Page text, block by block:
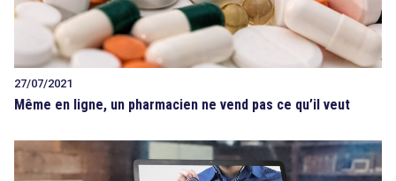
27/07/2021
Même en ligne, un pharmacien ne vend pas ce qu’il veut